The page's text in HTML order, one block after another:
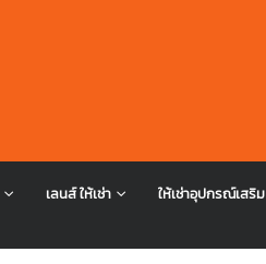
เลนส์ ให้เช่า ให้เช่าอุปกรณ์เสริม